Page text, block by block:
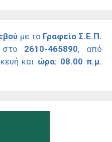
με το Γραφείο Σ.Ε.Π.
στο 2610-465890, από
και ώρα: 08.00 π.μ.